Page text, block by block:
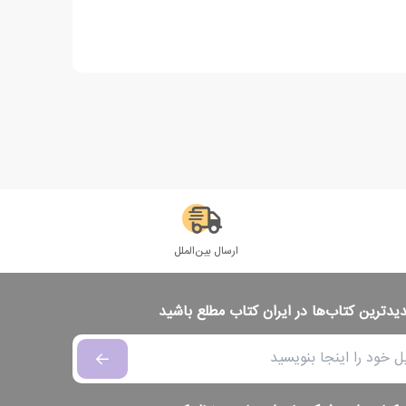
ارسال بین‌الملل
کتاب‌ها در ایران کتاب مطلع باشید